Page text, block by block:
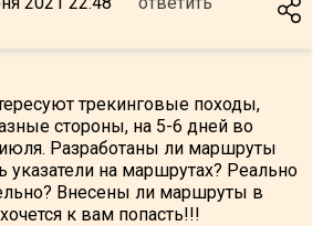
трекинговые походы,
стороны, на 5-6 дней во
Разработаны ли маршруты
указатели на маршрутах? Реально
Внесены ли маршруты в
к вам попасть!!!